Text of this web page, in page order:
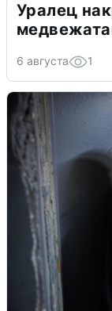
Уралец
6 августа 1